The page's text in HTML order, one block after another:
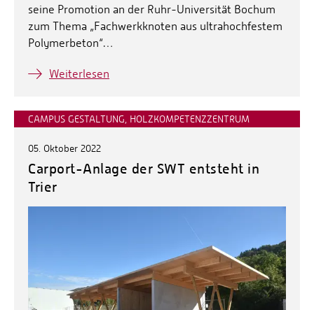
seine Promotion an der Ruhr-Universität Bochum
zum Thema „Fachwerkknoten aus ultrahochfestem
Polymerbeton“…
Weiterlesen
CAMPUS GESTALTUNG, HOLZKOMPETENZZENTRUM
05. Oktober 2022
Carport-Anlage der SWT entsteht in
Trier